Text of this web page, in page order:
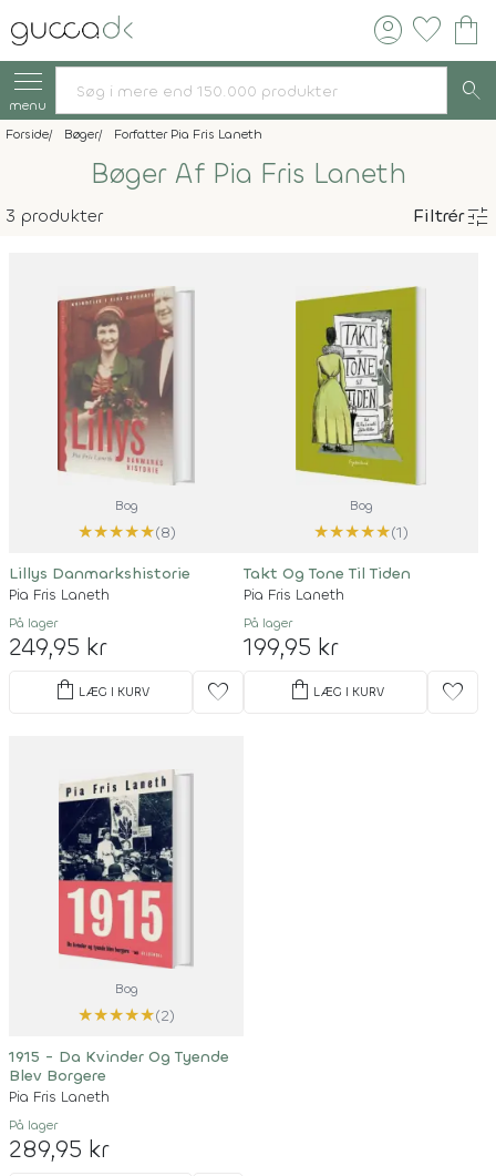
account_circle favorite shopping_bag
menu search
Forside Bøger Forfatter Pia Fris Laneth
Bøger Af Pia Fris Laneth
3 produkter Filtrértune
Bog
★★★★★(8)
Lillys Danmarkshistorie
Pia Fris Laneth
På lager
249,95 kr
shopping_bag LÆG I KURV favorite
Bog
★★★★★(1)
Takt Og Tone Til Tiden
Pia Fris Laneth
På lager
199,95 kr
shopping_bag LÆG I KURV favorite
Bog
★★★★★(2)
1915 - Da Kvinder Og Tyende
Blev Borgere
Pia Fris Laneth
På lager
289,95 kr